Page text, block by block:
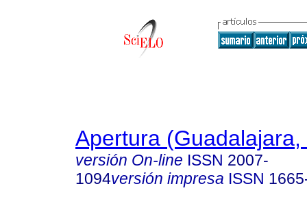
Apertura (Guadalajara,
versión On-line ISSN 2007-
1094versión impresa ISSN